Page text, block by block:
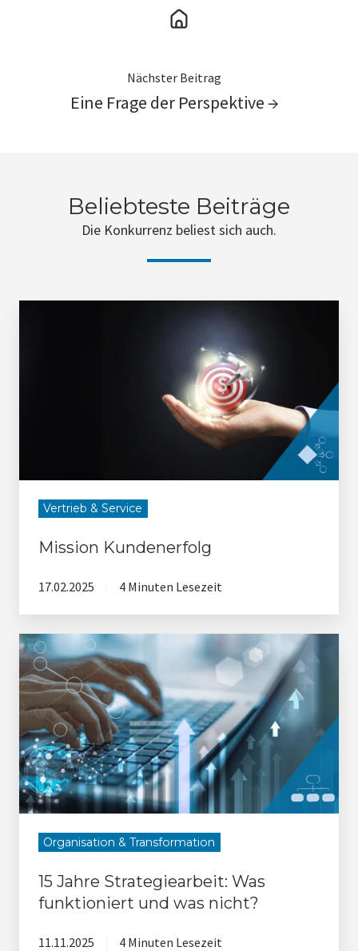
Nächster Beitrag
Eine Frage der Perspektive →
Beliebteste Beiträge
Die Konkurrenz beliest sich auch.
Vertrieb & Service
Mission Kundenerfolg
17.02.2025 4 Minuten Lesezeit
15
Jahre
Strategiearbeit:
Was
funktioniert
und
was
nicht?
Organisation & Transformation
15 Jahre Strategiearbeit: Was
funktioniert und was nicht?
11.11.2025 4 Minuten Lesezeit